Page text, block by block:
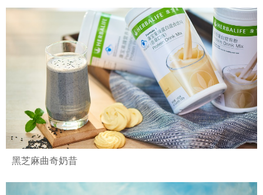
黑芝麻曲奇奶昔